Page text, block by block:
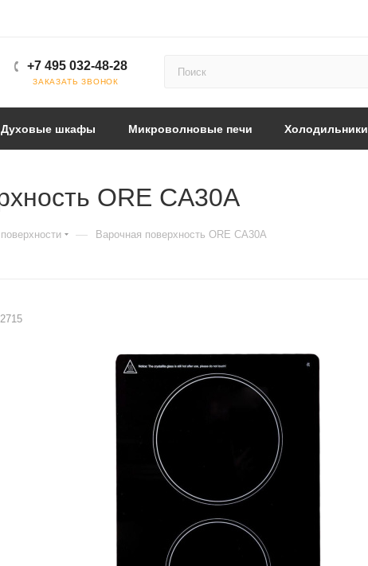
+7 495 032-48-28
ЗАКАЗАТЬ ЗВОНОК
Духовые шкафы Микроволновые печи Холодильники
ORE CA30A
— Варочная поверхность ORE CA30A